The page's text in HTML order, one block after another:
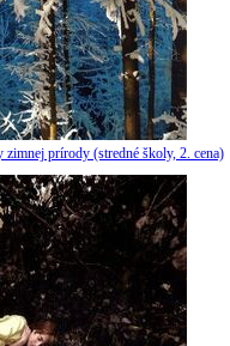
zimnej prírody (stredné školy, 2. cena)